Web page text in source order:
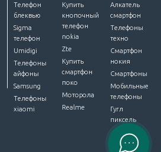
Телефон
блеквью
Sigma
телефон
Umidigi
Телефоны
айфоны
Samsung
Телефоны
xiaomi
Купить
кнопочный
телефон
nokia
Zte
Купить
смартфон
поко
Моторола
Realme
Алкатель
смартфон
Телефоны
техно
Смартфон
нокия
Смартфоны
Мобильные
телефоны
Гугл
пиксель